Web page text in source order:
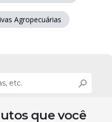
Agropecuárias
que você